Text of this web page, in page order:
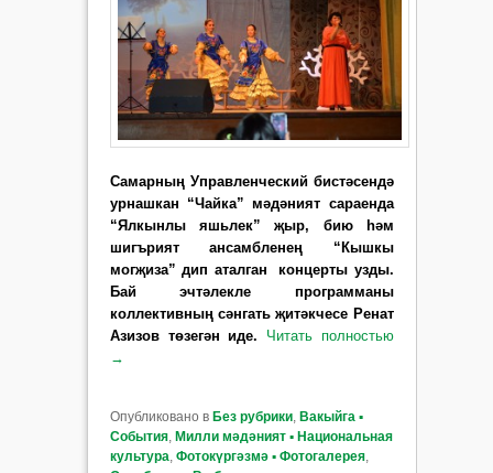
Самарның Управлен­че­ский бистәсендә
урнашкан “Чай­ка” мәдәният сараенда
“Ял­кынлы яшьлек” җыр, бию һәм
шигърият ансамбленең “Кышкы
могҗиза” дип аталган концерты узды.
Бай эчтәлекле про­грамманы
коллективның сәнгать җитәкчесе Ренат
Ази­зов төзегән иде.
Читать полностью
→
Опубликовано в Без рубрики, Вакыйга ▪
События, Милли мәдәният ▪ Национальная
культура, Фотокүргәзмә ▪ Фотогалерея,